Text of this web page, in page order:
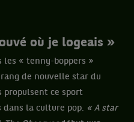
où je logeais »
les « tenny-boppers »
de nouvelle star du
propulsent ce sport
dans la culture pop. « A star